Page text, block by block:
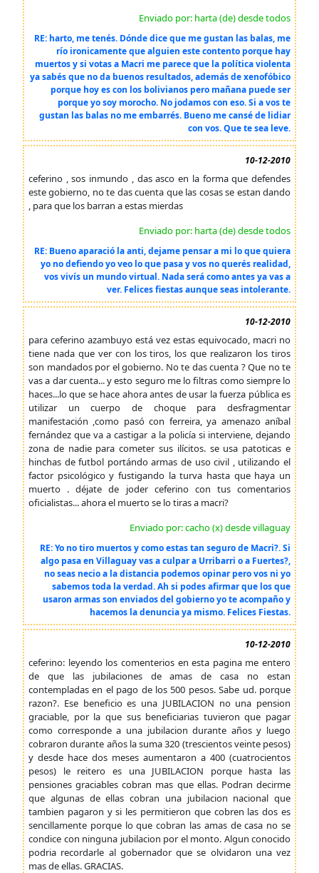
Enviado por: harta (de) desde todos
RE: harto, me tenés. Dónde dice que me gustan las balas, me
río ironicamente que alguien este contento porque hay
muertos y si votas a Macri me parece que la política violenta
ya sabés que no da buenos resultados, además de xenofóbico
porque hoy es con los bolivianos pero mañana puede ser
porque yo soy morocho. No jodamos con eso. Si a vos te
gustan las balas no me embarrés. Bueno me cansé de lidiar
con vos. Que te sea leve.
10-12-2010
ceferino , sos inmundo , das asco en la forma que defendes
este gobierno, no te das cuenta que las cosas se estan dando
, para que los barran a estas mierdas
Enviado por: harta (de) desde todos
RE: Bueno aparació la anti, dejame pensar a mi lo que quiera
yo no defiendo yo veo lo que pasa y vos no querés realidad,
vos vivís un mundo virtual. Nada será como antes ya vas a
ver. Felices fiestas aunque seas intolerante.
10-12-2010
para ceferino azambuyo está vez estas equivocado, macri no
tiene nada que ver con los tiros, los que realizaron los tiros
son mandados por el gobierno. No te das cuenta ? Que no te
vas a dar cuenta... y esto seguro me lo filtras como siempre lo
haces...lo que se hace ahora antes de usar la fuerza pública es
utilizar un cuerpo de choque para desfragmentar
manifestación ,como pasó con ferreira, ya amenazo aníbal
fernández que va a castigar a la policía si interviene, dejando
zona de nadie para cometer sus ilícitos. se usa patoticas e
hinchas de futbol portándo armas de uso civil , utilizando el
factor psicológico y fustigando la turva hasta que haya un
muerto . déjate de joder ceferino con tus comentarios
oficialistas... ahora el muerto se lo tiras a macri?
Enviado por: cacho (x) desde villaguay
RE: Yo no tiro muertos y como estas tan seguro de Macri?. Si
algo pasa en Villaguay vas a culpar a Urribarri o a Fuertes?,
no seas necio a la distancia podemos opinar pero vos ni yo
sabemos toda la verdad. Ah si podes afirmar que los que
usaron armas son enviados del gobierno yo te acompaño y
hacemos la denuncia ya mismo. Felices Fiestas.
10-12-2010
ceferino: leyendo los comenterios en esta pagina me entero
de que las jubilaciones de amas de casa no estan
contempladas en el pago de los 500 pesos. Sabe ud. porque
razon?. Ese beneficio es una JUBILACION no una pension
graciable, por la que sus beneficiarias tuvieron que pagar
como corresponde a una jubilacion durante años y luego
cobraron durante años la suma 320 (trescientos veinte pesos)
y desde hace dos meses aumentaron a 400 (cuatrocientos
pesos) le reitero es una JUBILACION porque hasta las
pensiones graciables cobran mas que ellas. Podran decirme
que algunas de ellas cobran una jubilacion nacional que
tambien pagaron y si les permitieron que cobren las dos es
sencillamente porque lo que cobran las amas de casa no se
condice con ninguna jubilacion por el monto. Algun conocido
podria recordarle al gobernador que se olvidaron una vez
mas de ellas. GRACIAS.